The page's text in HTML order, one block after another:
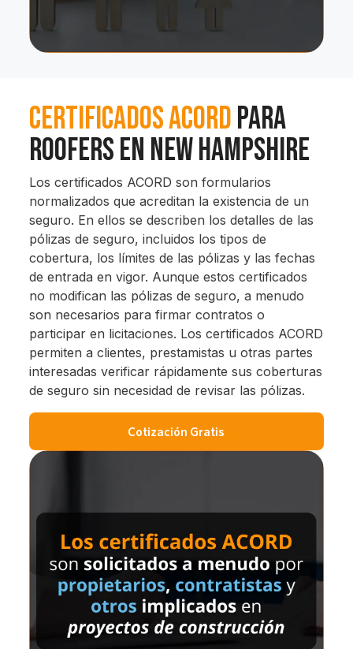
Certificados ACORDpara
Roofers en New Hampshire
Los certificados ACORD son formularios
normalizados que acreditan la existencia de un
seguro. En ellos se describen los detalles de las
pólizas de seguro, incluidos los tipos de
cobertura, los límites de las pólizas y las fechas
de entrada en vigor. Aunque estos certificados
no modifican las pólizas de seguro, a menudo
son necesarios para firmar contratos o
participar en licitaciones. Los certificados ACORD
permiten a clientes, prestamistas u otras partes
interesadas verificar rápidamente sus coberturas
de seguro sin necesidad de revisar las pólizas.
Cotización Gratis